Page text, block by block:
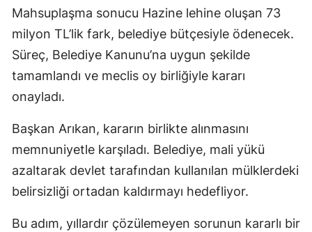
Mahsuplaşma sonucu Hazine lehine oluşan 73
milyon TL’lik fark, belediye bütçesiyle ödenecek.
Süreç, Belediye Kanunu’na uygun şekilde
tamamlandı ve meclis oy birliğiyle kararı
onayladı.
Başkan Arıkan, kararın birlikte alınmasını
memnuniyetle karşıladı. Belediye, mali yükü
azaltarak devlet tarafından kullanılan mülklerdeki
belirsizliği ortadan kaldırmayı hedefliyor.
Bu adım, yıllardır çözülemeyen sorunun kararlı bir